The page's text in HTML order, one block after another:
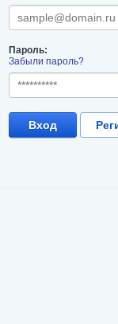
Пароль:
Забыли пароль?
Вход